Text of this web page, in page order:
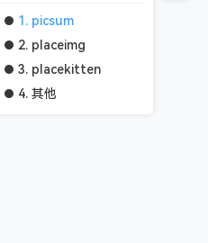
1. picsum
2. placeimg
3. placekitten
4. 其他